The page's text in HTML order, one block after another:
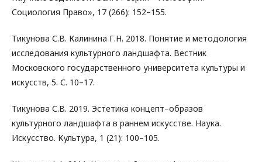
Социология Право», 17 (266): 152–155.
Тикунова С.В. Калинина Г.Н. 2018. Понятие и методология
исследования культурного ландшафта. Вестник
Московского государственного университета культуры и
искусств, 5. С. 10–17.
Тикунова С.В. 2019. Эстетика концепт–образов
культурного ландшафта в раннем искусстве. Наука.
Искусство. Культура, 1 (21): 100–105.